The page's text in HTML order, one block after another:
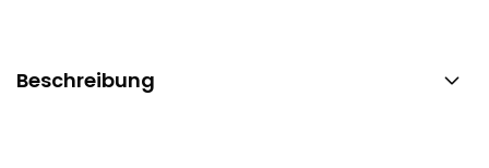
Beschreibung